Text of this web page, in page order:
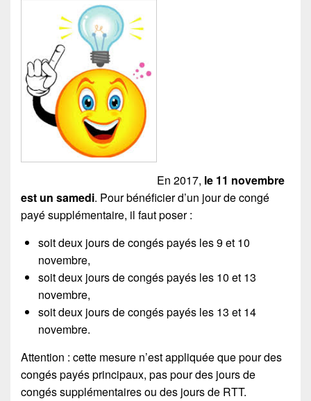
En 2017, le 11 novembre
est un samedi. Pour bénéficier d’un jour de congé
payé supplémentaire, il faut poser :
soit deux jours de congés payés les 9 et 10
novembre,
soit deux jours de congés payés les 10 et 13
novembre,
soit deux jours de congés payés les 13 et 14
novembre.
Attention : cette mesure n’est appliquée que pour des
congés payés principaux, pas pour des jours de
congés supplémentaires ou des jours de RTT.